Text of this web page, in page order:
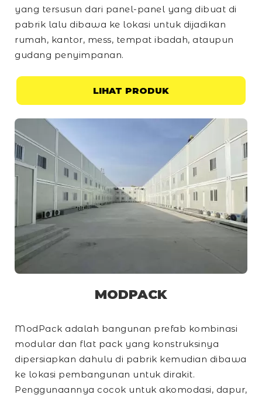
yang tersusun dari panel-panel yang dibuat di
pabrik lalu dibawa ke lokasi untuk dijadikan
rumah, kantor, mess, tempat ibadah, ataupun
gudang penyimpanan.
LIHAT PRODUK
MODPACK
ModPack adalah bangunan prefab kombinasi
modular dan flat pack yang konstruksinya
dipersiapkan dahulu di pabrik kemudian dibawa
ke lokasi pembangunan untuk dirakit.
Penggunaannya cocok untuk akomodasi, dapur,